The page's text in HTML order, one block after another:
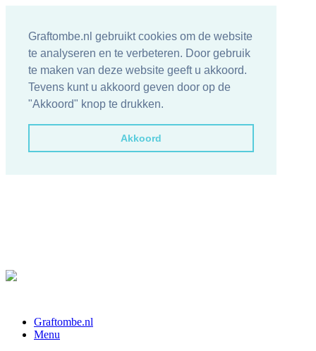
Graftombe.nl gebruikt cookies om de website
te analyseren en te verbeteren. Door gebruik
te maken van deze website geeft u akkoord.
Tevens kunt u akkoord geven door op de
"Akkoord" knop te drukken.
Akkoord
Graftombe.nl
Menu